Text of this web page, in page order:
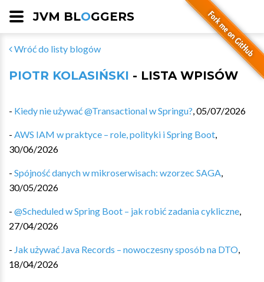
JVM BLOGGERS
Wróć do listy blogów
PIOTR KOLASIŃSKI - LISTA WPISÓW
- Kiedy nie używać @Transactional w Springu?,05/07/2026
- AWS IAM w praktyce – role, polityki i Spring Boot,
30/06/2026
- Spójność danych w mikroserwisach: wzorzec SAGA,
30/05/2026
- @Scheduled w Spring Boot – jak robić zadania cykliczne,
27/04/2026
- Jak używać Java Records – nowoczesny sposób na DTO,
18/04/2026